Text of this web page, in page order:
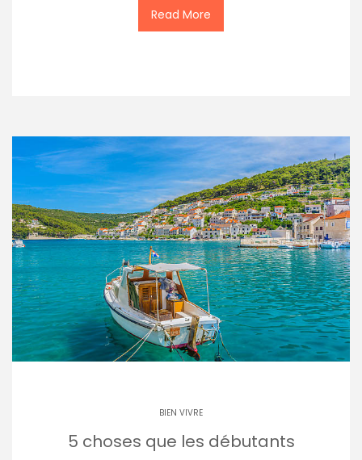
Read More
BIEN VIVRE
5 choses que les débutants